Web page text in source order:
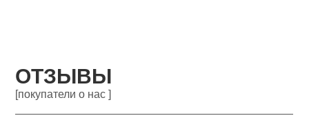
ОТЗЫВЫ
[покупатели о нас ]